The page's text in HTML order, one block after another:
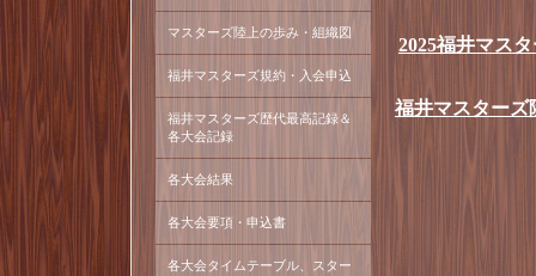
2025福井マス
福井マスターズ
マスターズ陸上の歩み・組織図
福井マスターズ規約・入会申込
福井マスターズ歴代最高記録＆
各大会記録
各大会結果
各大会要項・申込書
各大会タイムテーブル、スター